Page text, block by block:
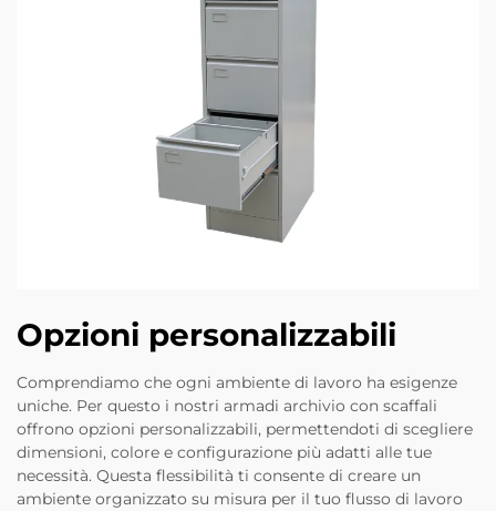
Opzioni personalizzabili
Comprendiamo che ogni ambiente di lavoro ha esigenze
uniche. Per questo i nostri armadi archivio con scaffali
offrono opzioni personalizzabili, permettendoti di scegliere
dimensioni, colore e configurazione più adatti alle tue
necessità. Questa flessibilità ti consente di creare un
ambiente organizzato su misura per il tuo flusso di lavoro